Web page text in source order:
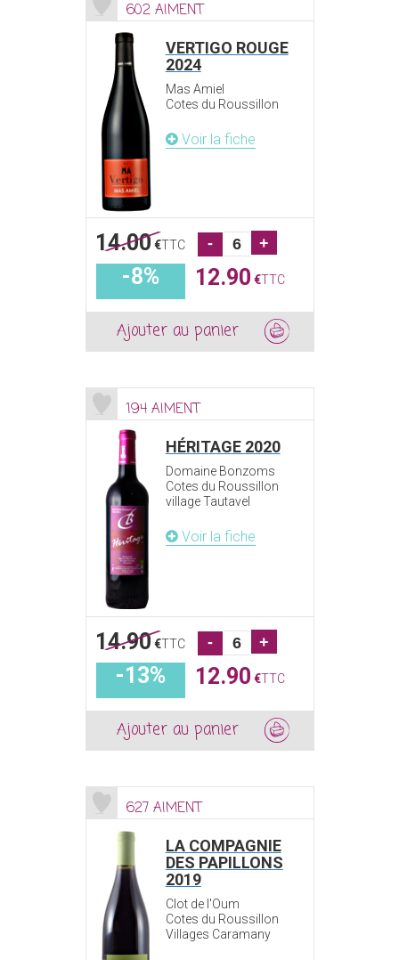
602 AIMENT
VERTIGO ROUGE
2024
Mas Amiel
Cotes du Roussillon
Voir la fiche
14.00 €TTC - +
-8% 12.90 €TTC
Ajouter au panier
194 AIMENT
HÉRITAGE 2020
Domaine Bonzoms
Cotes du Roussillon
village Tautavel
Voir la fiche
14.90 €TTC - +
-13% 12.90 €TTC
Ajouter au panier
627 AIMENT
LA COMPAGNIE
DES PAPILLONS
2019
Clot de l'Oum
Cotes du Roussillon
Villages Caramany